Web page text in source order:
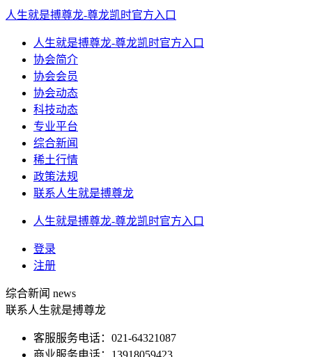
人生就是搏尊龙-尊龙凯时官方入口
人生就是搏尊龙-尊龙凯时官方入口
协会简介
协会会员
协会动态
科技动态
专业平台
综合新闻
稀土行情
政策法规
联系人生就是搏尊龙
人生就是搏尊龙-尊龙凯时官方入口
登录
注册
综合新闻 news
联系人生就是搏尊龙
客服服务电话：021-64321087
商业服务电话：13918059423